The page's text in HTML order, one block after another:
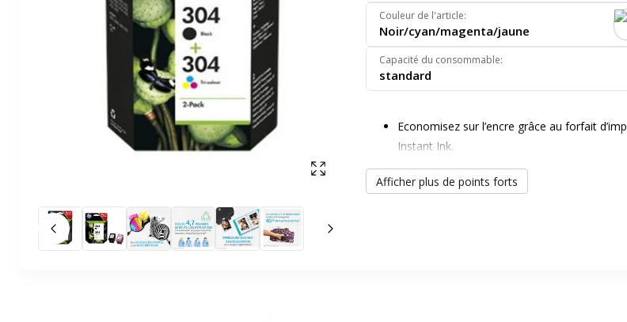
Afficher en plein écran
Slide précédent Slide suivant
Couleur de l'article:
Noir/cyan/magenta/jaune
Capacité du consommable:
standard
Economisez sur l’encre grâce au forfait
Instant Ink.
Conçues pour une fiabilité de point
Des impressions de qualité dont vous
Afficher plus de points forts